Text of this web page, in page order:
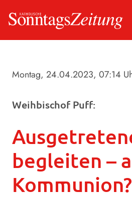
Montag, 24.04.2023, 07:14
Weihbischof Puff:
begleiten –
Kommunion?